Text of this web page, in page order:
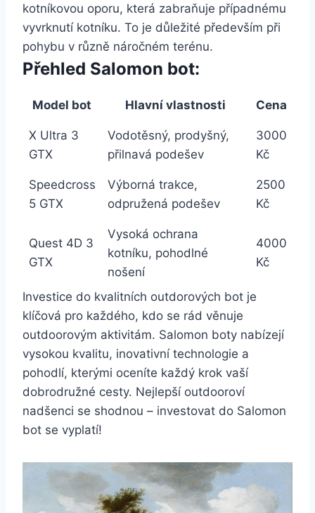
kotníkovou‌ oporu, která zabraňuje případnému⁤
vyvrknutí kotníku. To je důležité především při
pohybu ⁣v různě náročném terénu.
Přehled‍ Salomon bot:
Model bot Hlavní​ vlastnosti Cena
X Ultra 3
⁢GTX
Vodotěsný, prodyšný,
přilnavá podešev
3000
Kč
Speedcross
⁤5 GTX
Výborná trakce,
odpružená podešev
2500
‍Kč
Quest ‍4D 3
GTX
Vysoká ochrana
kotníku, pohodlné
nošení
4000
Kč
Investice do​ kvalitních outdorových bot ‌je ​
klíčová pro každého, kdo se rád věnuje
outdoorovým ⁤aktivitám. Salomon boty nabízejí
vysokou kvalitu,‌ inovativní technologie a
pohodlí, kterými oceníte každý krok vaší
‌dobrodružné cesty. ⁣Nejlepší outdooroví
‌nadšenci⁢ se⁤ shodnou –⁤ investovat do Salomon
⁤bot ⁤se vyplatí!